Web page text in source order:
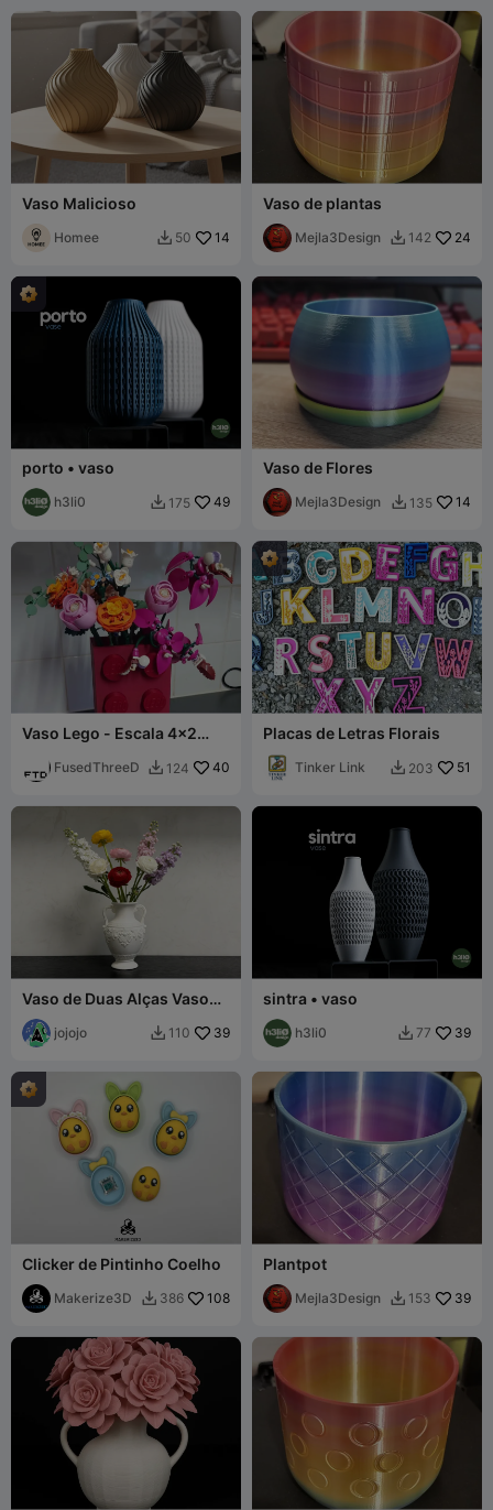
Vaso Malicioso
Homee  50 14
Vaso de plantas
Mejla3Design  142 24
porto • vaso
h3li0  175 49
Vaso de Flores
Mejla3Design  135 14
Vaso Lego - Escala 4x2
de 780%FusedThreeD  124 40
Placas de Letras Florais
Tinker Link  203 51
Vaso de Duas Alças Vaso
Grande para Decoração
jojojo  110 39
sintra • vaso
h3li0  77 39
Clicker de Pintinho Coelho
Makerize3D  386 108
Plantpot
Mejla3Design  153 39